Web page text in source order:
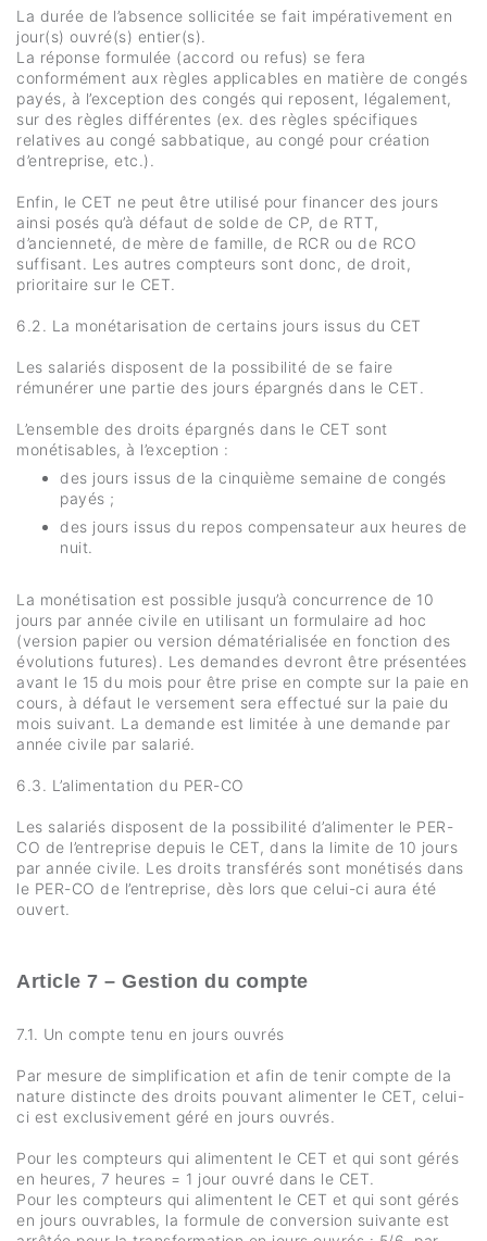
La durée de l’absence sollicitée se fait impérativement en
jour(s) ouvré(s) entier(s).
La réponse formulée (accord ou refus) se fera
conformément aux règles applicables en matière de congés
payés, à l’exception des congés qui reposent, légalement,
sur des règles différentes (ex. des règles spécifiques
relatives au congé sabbatique, au congé pour création
d’entreprise, etc.).
Enfin, le CET ne peut être utilisé pour financer des jours
ainsi posés qu’à défaut de solde de CP, de RTT,
d’ancienneté, de mère de famille, de RCR ou de RCO
suffisant. Les autres compteurs sont donc, de droit,
prioritaire sur le CET.
6.2. La monétarisation de certains jours issus du CET
Les salariés disposent de la possibilité de se faire
rémunérer une partie des jours épargnés dans le CET.
L’ensemble des droits épargnés dans le CET sont
monétisables, à l’exception :
des jours issus de la cinquième semaine de congés
payés ;
des jours issus du repos compensateur aux heures de
nuit.
La monétisation est possible jusqu’à concurrence de 10
jours par année civile en utilisant un formulaire ad hoc
(version papier ou version dématérialisée en fonction des
évolutions futures). Les demandes devront être présentées
avant le 15 du mois pour être prise en compte sur la paie en
cours, à défaut le versement sera effectué sur la paie du
mois suivant. La demande est limitée à une demande par
année civile par salarié.
6.3. L’alimentation du PER-CO
Les salariés disposent de la possibilité d’alimenter le PER-
CO de l’entreprise depuis le CET, dans la limite de 10 jours
par année civile. Les droits transférés sont monétisés dans
le PER-CO de l’entreprise, dès lors que celui-ci aura été
ouvert.
Article 7 – Gestion du compte
7.1. Un compte tenu en jours ouvrés
Par mesure de simplification et afin de tenir compte de la
nature distincte des droits pouvant alimenter le CET, celui-
ci est exclusivement géré en jours ouvrés.
Pour les compteurs qui alimentent le CET et qui sont gérés
en heures, 7 heures = 1 jour ouvré dans le CET.
Pour les compteurs qui alimentent le CET et qui sont gérés
en jours ouvrables, la formule de conversion suivante est